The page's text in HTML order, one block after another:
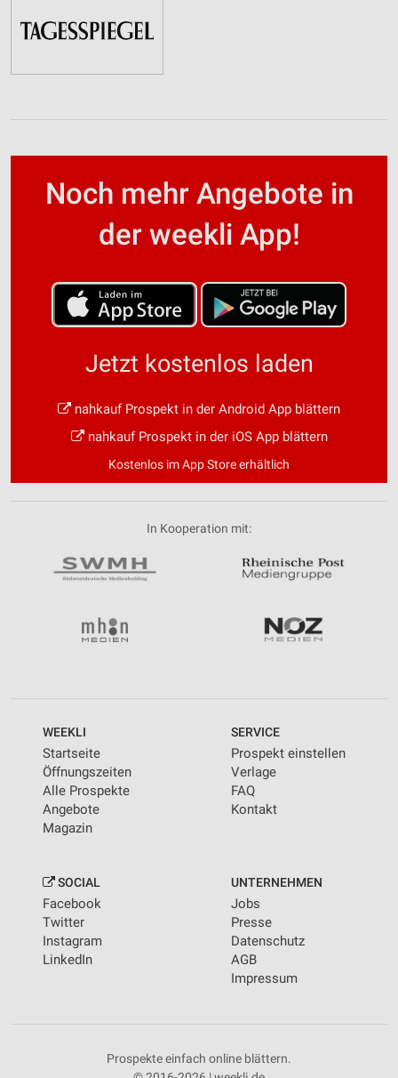
Noch mehr Angebote in
der weekli App!
Jetzt kostenlos laden
nahkauf Prospekt in der Android App blättern
nahkauf Prospekt in der iOS App blättern
Kostenlos im App Store erhältlich
In Kooperation mit:
WEEKLI
Startseite
Öffnungszeiten
Alle Prospekte
Angebote
Magazin
SERVICE
Prospekt einstellen
Verlage
FAQ
Kontakt
SOCIAL
Facebook
Twitter
Instagram
LinkedIn
UNTERNEHMEN
Jobs
Presse
Datenschutz
AGB
Impressum
Prospekte einfach online blättern.